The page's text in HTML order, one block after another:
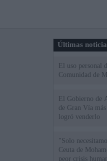
Últimas
El uso personal
Comunidad de
El Gobierno de
de Gran Vía
logró venderlo
"Solo
Ceuta de
peor crisis